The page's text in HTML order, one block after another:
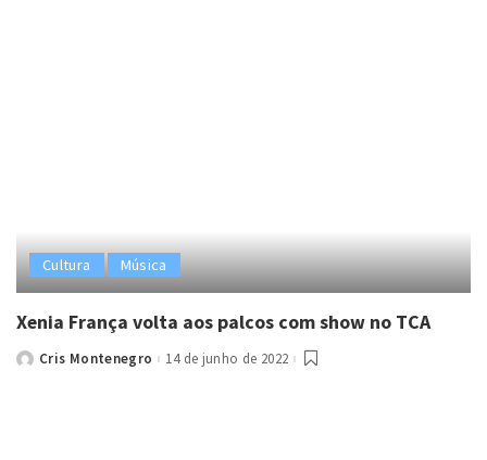
Cultura Música
Xenia França volta aos palcos com show no TCA
PostedCris Montenegro 14 de junho de 2022